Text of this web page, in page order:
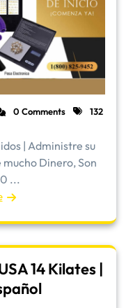
0 Comments
132
| Administre su
mucho Dinero, Son
...
14 Kilates |